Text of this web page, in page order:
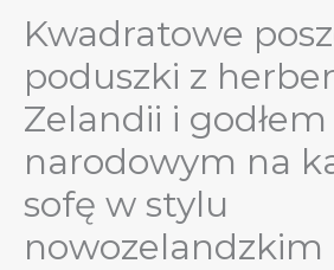
Kwadratowe
poduszki z
Zelandii i godłem
narodowym na
sofę w stylu
nowozelandzkim